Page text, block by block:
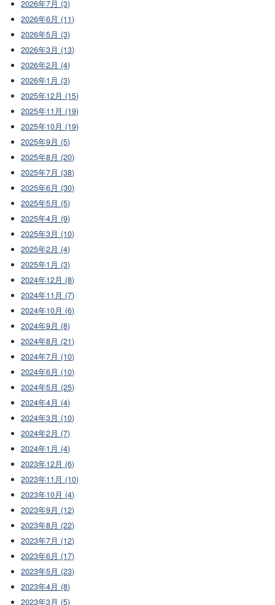
2026年7月 (3)
2026年6月 (11)
2026年5月 (3)
2026年3月 (13)
2026年2月 (4)
2026年1月 (3)
2025年12月 (15)
2025年11月 (19)
2025年10月 (19)
2025年9月 (5)
2025年8月 (20)
2025年7月 (38)
2025年6月 (30)
2025年5月 (5)
2025年4月 (9)
2025年3月 (10)
2025年2月 (4)
2025年1月 (3)
2024年12月 (8)
2024年11月 (7)
2024年10月 (6)
2024年9月 (8)
2024年8月 (21)
2024年7月 (10)
2024年6月 (10)
2024年5月 (25)
2024年4月 (4)
2024年3月 (10)
2024年2月 (7)
2024年1月 (4)
2023年12月 (6)
2023年11月 (10)
2023年10月 (4)
2023年9月 (12)
2023年8月 (22)
2023年7月 (12)
2023年6月 (17)
2023年5月 (23)
2023年4月 (8)
2023年3月 (5)